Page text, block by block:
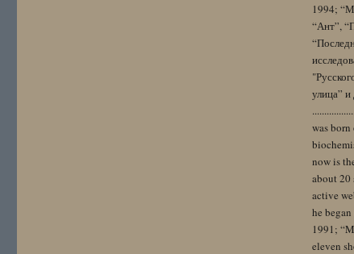
1994;
“Ант”,
улица” и
was
now is
about
active
he
1991;
eleven